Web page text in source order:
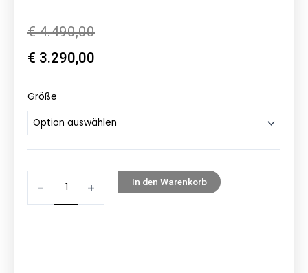
€4.490,00
Ursprünglicher
Preis
€ 4.490,00
€ 3.290,00
Aktueller
Preis
€ 3.290,00.
Größe
-
FANTIC
E-
BIKE
FAT
+ In den Warenkorb